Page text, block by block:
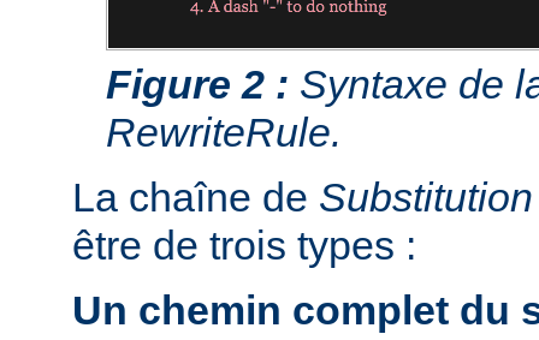
Figure 2 : Syntaxe de
RewriteRule.
La chaîne de Substitution
être de trois types :
Un chemin complet du